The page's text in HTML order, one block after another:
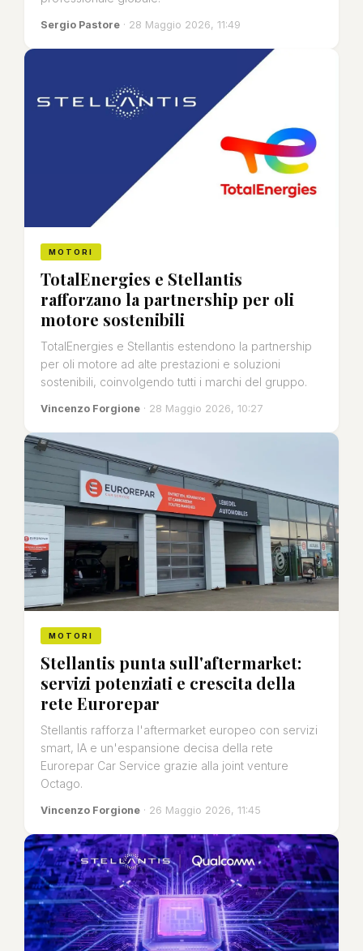
Sergio Pastore · 28 Maggio 2026, 11:49
MOTORI
TotalEnergies e Stellantis
rafforzano la partnership per oli
motore sostenibili
TotalEnergies e Stellantis estendono la partnership
per oli motore ad alte prestazioni e soluzioni
sostenibili, coinvolgendo tutti i marchi del gruppo.
Vincenzo Forgione · 28 Maggio 2026, 10:27
MOTORI
Stellantis punta sull'aftermarket:
servizi potenziati e crescita della
rete Eurorepar
Stellantis rafforza l'aftermarket europeo con servizi
smart, IA e un'espansione decisa della rete
Eurorepar Car Service grazie alla joint venture
Octago.
Vincenzo Forgione · 26 Maggio 2026, 11:45